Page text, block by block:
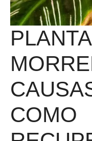
COMO